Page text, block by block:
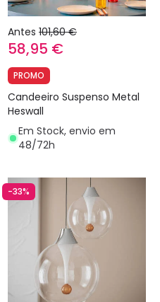
Antes 101,60 €
58,95 €
PROMO
Candeeiro Suspenso Metal
Heswall
Em Stock, envio em
48/72h
-33%